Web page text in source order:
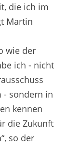
die ich im
Martin
wie der
ich - nicht
- sondern in
kennen
die Zukunft
so der